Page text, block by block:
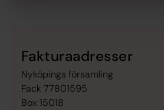
Fakturaadresser
Nyköpings församling
Fack 77801595
Box 15018